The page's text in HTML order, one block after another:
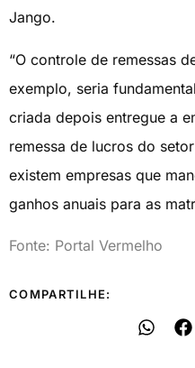
Jango.
“O controle de remessas
exemplo, seria
criada depois entregue a
remessa de lucros do
existem empresas que
ganhos anuais para as
Fonte: Portal Vermelho
COMPARTILHE: